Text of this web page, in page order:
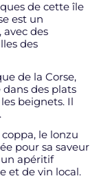
de cette île
est un
des
des
de la Corse,
des plats
beignets. Il
le lonzu
pour sa saveur
apéritif
et de vin local.